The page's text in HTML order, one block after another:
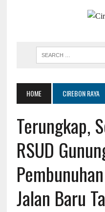
HOME CIREBON RAYA
Terungkap,
RSUD
Jalan Baru